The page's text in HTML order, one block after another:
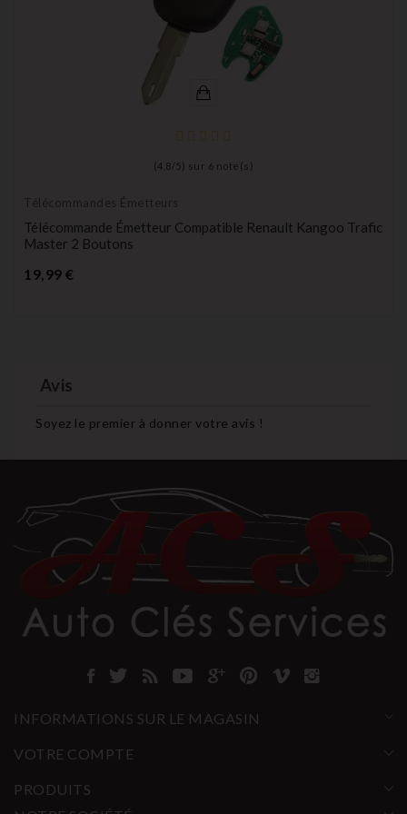
(4,8 / 5) sur 6 note(s)
Télécommandes Émetteurs
Télécommande Émetteur Compatible Renault Kangoo Trafic
Master 2 Boutons
19,99 €
Avis
Soyez le premier à donner votre avis !
INFORMATIONS SUR LE MAGASIN
VOTRE COMPTE
PRODUITS